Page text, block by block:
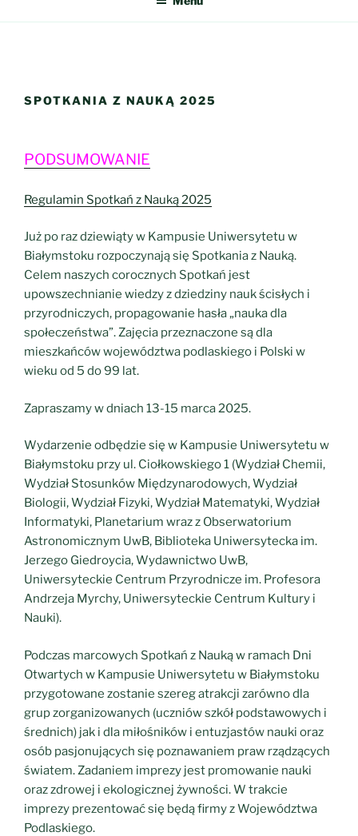
SPOTKANIA Z NAUKĄ 2025
PODSUMOWANIE
Regulamin Spotkań z Nauką 2025
Już po raz dziewiąty w Kampusie Uniwersytetu w
Białymstoku rozpoczynają się Spotkania z Nauką.
Celem naszych corocznych Spotkań jest
upowszechnianie wiedzy z dziedziny nauk ścisłych i
przyrodniczych, propagowanie hasła „nauka dla
społeczeństwa”. Zajęcia przeznaczone są dla
mieszkańców województwa podlaskiego i Polski w
wieku od 5 do 99 lat.
Zapraszamy w dniach 13-15 marca 2025.
Wydarzenie odbędzie się w Kampusie Uniwersytetu w
Białymstoku przy ul. Ciołkowskiego 1 (Wydział Chemii,
Wydział Stosunków Międzynarodowych, Wydział
Biologii, Wydział Fizyki, Wydział Matematyki, Wydział
Informatyki, Planetarium wraz z Obserwatorium
Astronomicznym UwB, Biblioteka Uniwersytecka im.
Jerzego Giedroycia, Wydawnictwo UwB,
Uniwersyteckie Centrum Przyrodnicze im. Profesora
Andrzeja Myrchy, Uniwersyteckie Centrum Kultury i
Nauki).
Podczas marcowych Spotkań z Nauką w ramach Dni
Otwartych w Kampusie Uniwersytetu w Białymstoku
przygotowane zostanie szereg atrakcji zarówno dla
grup zorganizowanych (uczniów szkół podstawowych i
średnich) jak i dla miłośników i entuzjastów nauki oraz
osób pasjonujących się poznawaniem praw rządzących
światem. Zadaniem imprezy jest promowanie nauki
oraz zdrowej i ekologicznej żywności. W trakcie
imprezy prezentować się będą firmy z Województwa
Podlaskiego.